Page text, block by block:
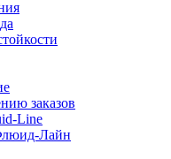
заказов
Line
Лайн